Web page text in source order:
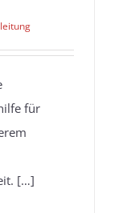
für
[…]